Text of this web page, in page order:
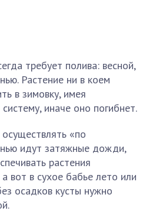
требует полива: весной,
Растение ни в коем
в зимовку, имея
иначе оно погибнет.
«по
идут затяжные дожди,
растения
вот в сухое бабье лето или
осадков кусты нужно